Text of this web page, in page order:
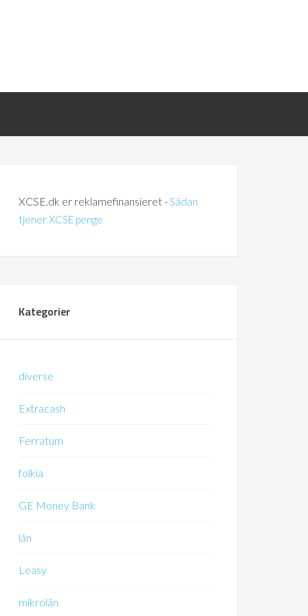
XCSE.dk er reklamefinansieret -Sådan
tjener XCSE penge
Kategorier
diverse
Extracash
Ferratum
folkia
GE Money Bank
lån
Leasy
mikrolån